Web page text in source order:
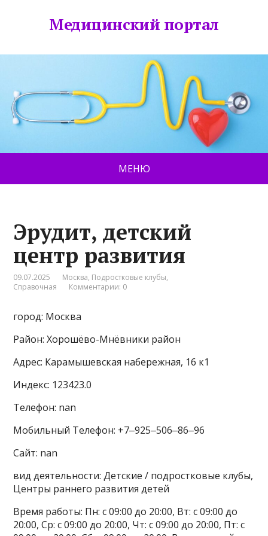
Медицинский портал
МЕНЮ
Эрудит, детский
центр развития
09.07.2025 Москва, Подростковые клубы,
Справочная
Комментарии: 0
город: Москва
Район: Хорошёво-Мнёвники район
Адрес: Карамышевская набережная, 16 к1
Индекс: 123423.0
Телефон: nan
Мобильный Телефон: +7‒925‒506‒86‒96
Сайт: nan
вид деятельности: Детские / подростковые клубы,
Центры раннего развития детей
Время работы: Пн: с 09:00 до 20:00, Вт: с 09:00 до
20:00, Ср: с 09:00 до 20:00, Чт: с 09:00 до 20:00, Пт: с